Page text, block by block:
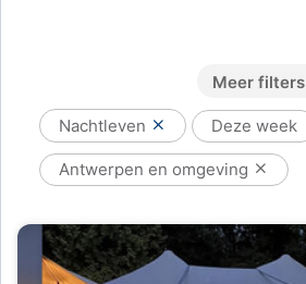
Meer filters
Nachtleven Deze week
Antwerpen en omgeving